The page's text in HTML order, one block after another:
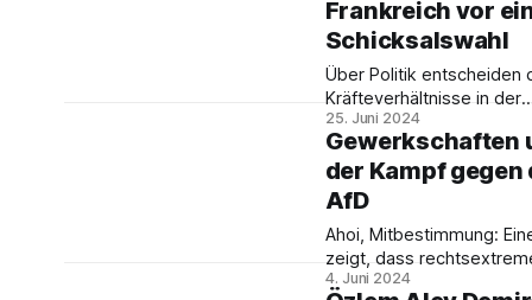
„Pflege.Auf.Stand
Pfalz“. Dieses vernetzt
professionell Pflegende
andere Berufs- und
Interessensgruppen zu
gemeinsamen Protest-
Ein Gespräch mit einer
Organisatorinnen.
Frankreich vor
Schicksalswahl
Über Politik entscheiden
Kräfteverhältnisse in der
Gesellschaft und in den
Betrieben. Die
beteiligen sich in
den Mobilisierungen der
Programm hat sich Armin
angeschaut.
25. Juni 2024
Gewerkschaften
der Kampf gegen
AfD
Ahoi, Mitbestimmung:
zeigt, dass
Einstellungen signifikant
4. Juni 2024